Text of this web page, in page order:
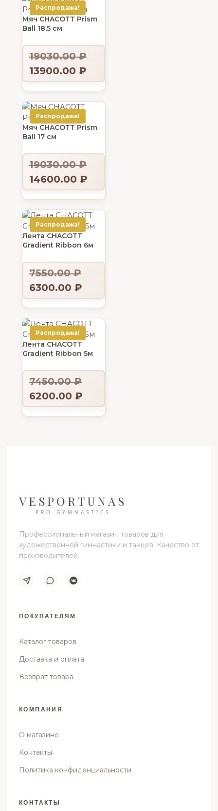
Распродажа!
Мяч CHACOTT Prism
Ball 18,5 см
19030.00₽
13900.00 ₽
Распродажа!
Мяч CHACOTT Prism
Ball 17 см
19030.00₽
14600.00 ₽
Распродажа!
Лента CHACOTT
Gradient Ribbon 6м
7550.00₽
6300.00 ₽
Распродажа!
Лента CHACOTT
Gradient Ribbon 5м
7450.00₽
6200.00 ₽
VESPORTUNAS
PRO GYMNASTICS
Профессиональный магазин товаров для
художественной гимнастики и танцев. Качество от
производителей.
ПОКУПАТЕЛЯМ
Каталог товаров
Доставка и оплата
Возврат товара
КОМПАНИЯ
О магазине
Контакты
Политика конфиденциальности
КОНТАКТЫ